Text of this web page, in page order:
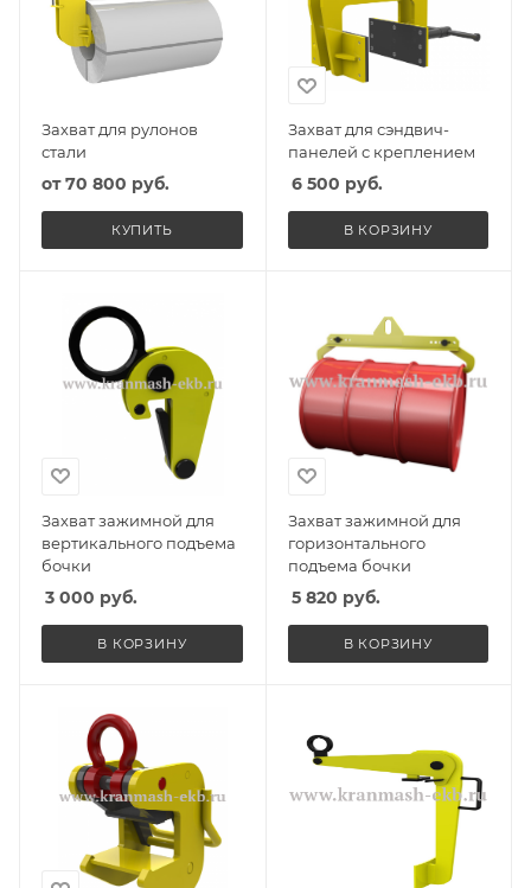
Захват для рулонов
стали
от70 800 руб.
КУПИТЬ
Захват для сэндвич-
панелей с креплением
6 500 руб.
В КОРЗИНУ
Захват зажимной для
вертикального подъема
бочки
3 000 руб.
В КОРЗИНУ
Захват зажимной для
горизонтального
подъема бочки
5 820 руб.
В КОРЗИНУ